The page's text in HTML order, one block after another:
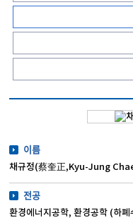
이름
채규정(蔡奎正,Kyu-Jung
전공
환경에너지공학, 환경공학 (하폐